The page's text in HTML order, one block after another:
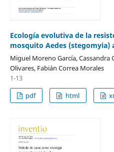
Ecología evolutiva de la
mosquito Aedes (stegomyia)
Miguel Moreno García, Cassandra
Olivares, Fabián Correa Morales
1-13
pdf
html